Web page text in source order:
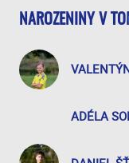
NAROZENINY V
ADÉLA